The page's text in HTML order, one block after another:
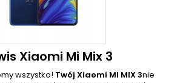
Xiaomi Mi Mix 3
wszystko! Twój Xiaomi MI MIX 3nie